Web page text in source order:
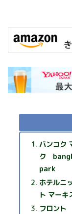
バンコク
ク
park
ホテルニ
ト マーキ
フロント